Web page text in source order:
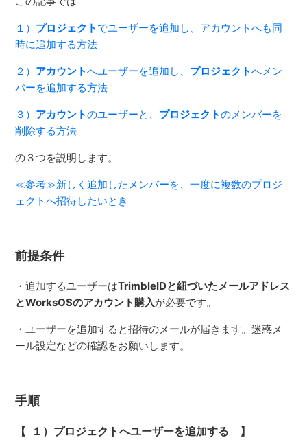
１） プロジェクト でユーザーを追加し、アカウントへも同
時に追加する方法
２） アカウントへユーザーを追加し、 プロジェクトへメン
バーを追加する方法
３） アカウントのユーザーと、 プロジェクトのメンバーを
削除する方法
の３つを説明します。
≪参考≫新しく追加したメンバーを、一度に複数のプロジ
ェクトへ招待したいとき
前提条件
・追加するユーザーはTrimbleIDと紐づいたメールアドレス
とWorksOSのアカウント購入が必要です。
・ユーザーを追加すると招待のメールが届きます。迷惑メ
ール設定などの確認をお願いします。
手順
【 １）プロジェクトへユーザーを追加する 】